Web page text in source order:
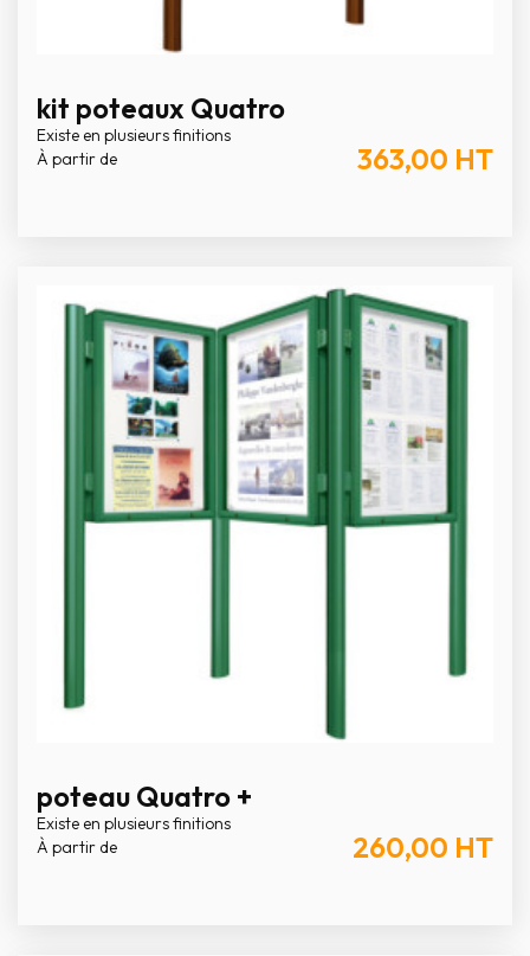
kit poteaux Quatro
Existe en plusieurs finitions
À partir de
363,00 HT
poteau Quatro +
Existe en plusieurs finitions
À partir de
260,00 HT